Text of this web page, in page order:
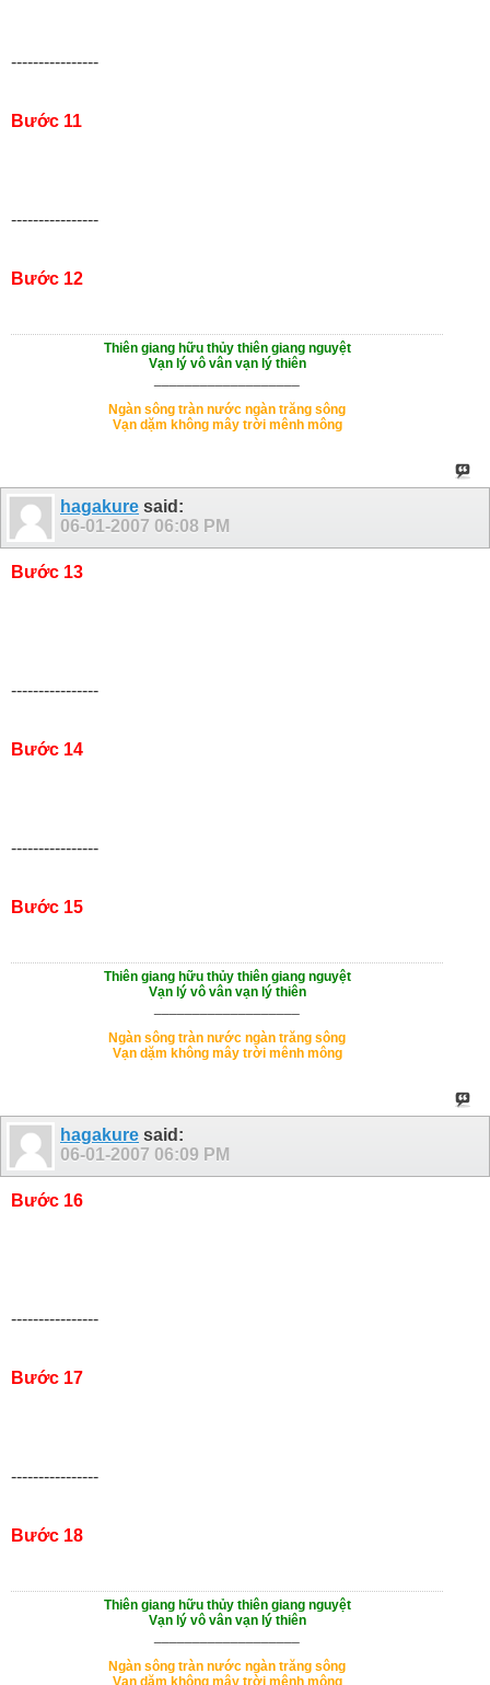
----------------
Bước 11
----------------
Bước 12
Thiên giang hữu thủy thiên giang nguyệt
Vạn lý vô vân vạn lý thiên
Ngàn sông tràn nước ngàn trăng sông
Vạn dặm không mây trời mênh mông
hagakure said:
06-01-2007 06:08 PM
Bước 13
----------------
Bước 14
----------------
Bước 15
Thiên giang hữu thủy thiên giang nguyệt
Vạn lý vô vân vạn lý thiên
Ngàn sông tràn nước ngàn trăng sông
Vạn dặm không mây trời mênh mông
hagakure said:
06-01-2007 06:09 PM
Bước 16
----------------
Bước 17
----------------
Bước 18
Thiên giang hữu thủy thiên giang nguyệt
Vạn lý vô vân vạn lý thiên
Ngàn sông tràn nước ngàn trăng sông
Vạn dặm không mây trời mênh mông